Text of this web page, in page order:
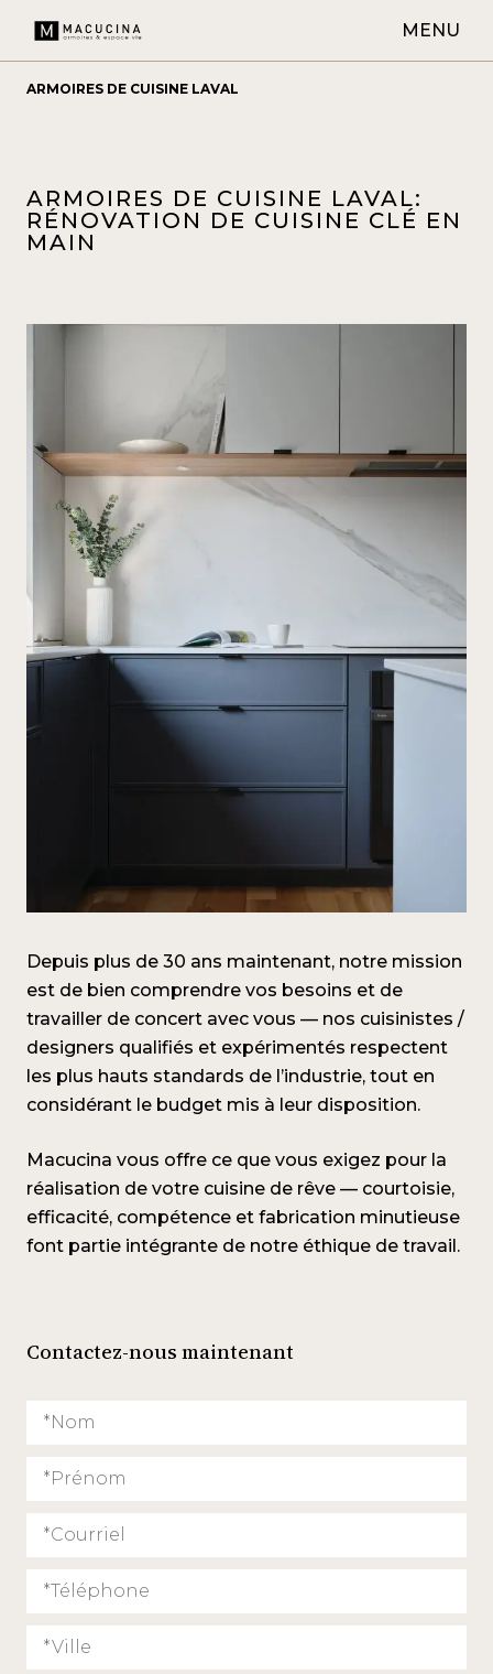
MENU
ARMOIRES DE CUISINE LAVAL
ARMOIRES DE CUISINE LAVAL:
RÉNOVATION DE CUISINE CLÉ EN
MAIN
Depuis plus de 30 ans maintenant, notre mission
est de bien comprendre vos besoins et de
travailler de concert avec vous — nos cuisinistes /
designers qualifiés et expérimentés respectent
les plus hauts standards de l’industrie, tout en
considérant le budget mis à leur disposition.
Macucina vous offre ce que vous exigez pour la
réalisation de votre cuisine de rêve — courtoisie,
efficacité, compétence et fabrication minutieuse
font partie intégrante de notre éthique de travail.
Contactez-nous maintenant